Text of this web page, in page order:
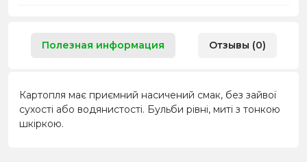
Полезная информация Отзывы (0)
Картопля має приємний насичений смак, без зайвої
сухості або водянистості. Бульби рівні, миті з тонкою
шкіркою.